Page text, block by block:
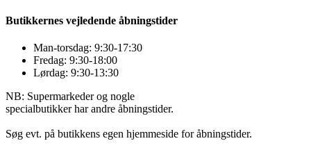
Butikkernes vejledende åbningstider
Man-torsdag: 9:30-17:30
Fredag: 9:30-18:00
Lørdag: 9:30-13:30
NB: Supermarkeder og nogle
specialbutikker har andre åbningstider.
Søg evt. på butikkens egen hjemmeside for åbningstider.